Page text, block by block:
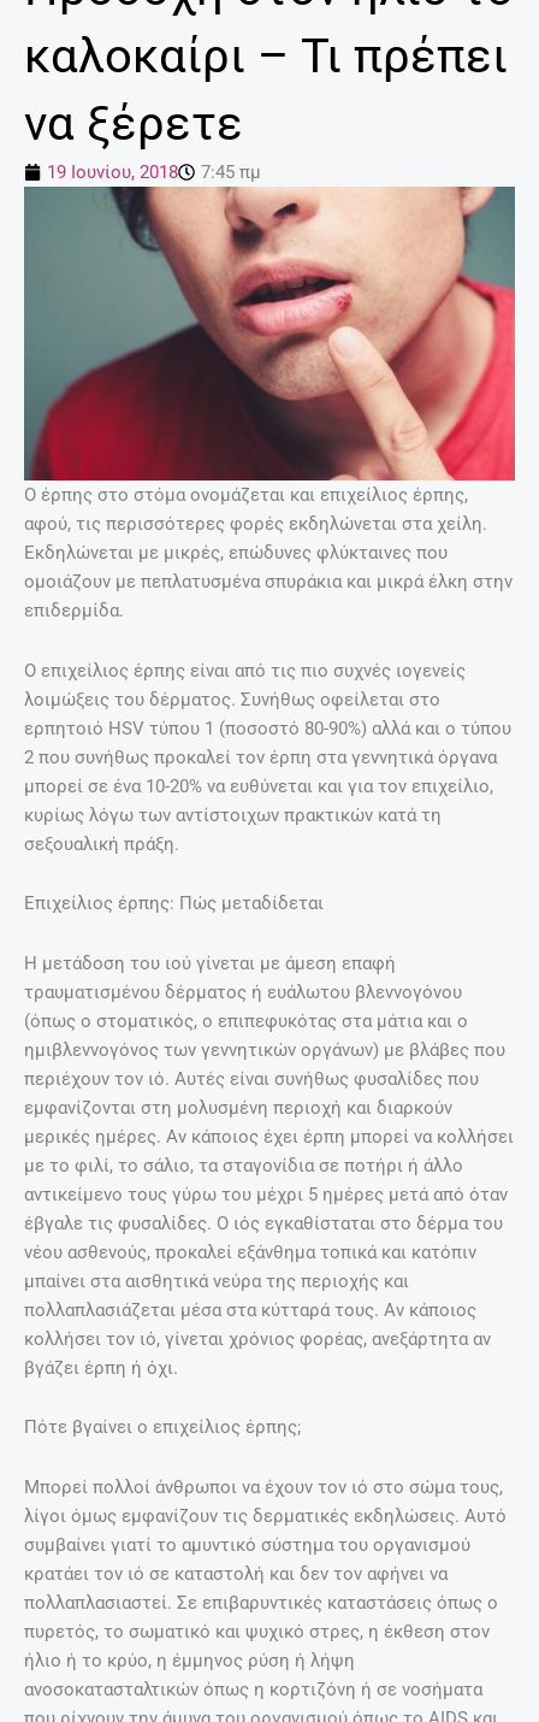
καλοκαίρι – Τι πρέπει
να ξέρετε
19 Ιουνίου, 2018 7:45 πμ
Ο έρπης στο στόμα ονομάζεται και επιχείλιος έρπης,
αφού, τις περισσότερες φορές εκδηλώνεται στα χείλη.
Εκδηλώνεται με μικρές, επώδυνες φλύκταινες που
ομοιάζουν με πεπλατυσμένα σπυράκια και μικρά έλκη στην
επιδερμίδα.
Ο επιχείλιος έρπης είναι από τις πιο συχνές ιογενείς
λοιμώξεις του δέρματος. Συνήθως οφείλεται στο
ερπητοιό HSV τύπου 1 (ποσοστό 80-90%) αλλά και ο τύπου
2 που συνήθως προκαλεί τον έρπη στα γεννητικά όργανα
μπορεί σε ένα 10-20% να ευθύνεται και για τον επιχείλιο,
κυρίως λόγω των αντίστοιχων πρακτικών κατά τη
σεξουαλική πράξη.
Επιχείλιος έρπης: Πώς μεταδίδεται
Η μετάδοση του ιού γίνεται με άμεση επαφή
τραυματισμένου δέρματος ή ευάλωτου βλεννογόνου
(όπως ο στοματικός, ο επιπεφυκότας στα μάτια και ο
ημιβλεννογόνος των γεννητικών οργάνων) με βλάβες που
περιέχουν τον ιό. Αυτές είναι συνήθως φυσαλίδες που
εμφανίζονται στη μολυσμένη περιοχή και διαρκούν
μερικές ημέρες. Αν κάποιος έχει έρπη μπορεί να κολλήσει
με το φιλί, το σάλιο, τα σταγονίδια σε ποτήρι ή άλλο
αντικείμενο τους γύρω του μέχρι 5 ημέρες μετά από όταν
έβγαλε τις φυσαλίδες. Ο ιός εγκαθίσταται στο δέρμα του
νέου ασθενούς, προκαλεί εξάνθημα τοπικά και κατόπιν
μπαίνει στα αισθητικά νεύρα της περιοχής και
πολλαπλασιάζεται μέσα στα κύτταρά τους. Αν κάποιος
κολλήσει τον ιό, γίνεται χρόνιος φορέας, ανεξάρτητα αν
βγάζει έρπη ή όχι.
Πότε βγαίνει ο επιχείλιος έρπης;
Μπορεί πολλοί άνθρωποι να έχουν τον ιό στο σώμα τους,
λίγοι όμως εμφανίζουν τις δερματικές εκδηλώσεις. Αυτό
συμβαίνει γιατί το αμυντικό σύστημα του οργανισμού
κρατάει τον ιό σε καταστολή και δεν τον αφήνει να
πολλαπλασιαστεί. Σε επιβαρυντικές καταστάσεις όπως ο
πυρετός, το σωματικό και ψυχικό στρες, η έκθεση στον
ήλιο ή το κρύο, η έμμηνος ρύση ή λήψη
ανοσοκατασταλτικών όπως η κορτιζόνη ή σε νοσήματα